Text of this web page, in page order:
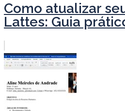
Como atualizar
Lattes: Guia